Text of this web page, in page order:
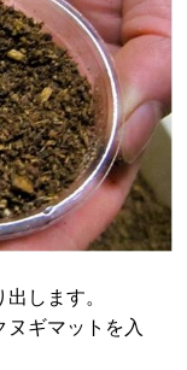
します。
ギマットを入